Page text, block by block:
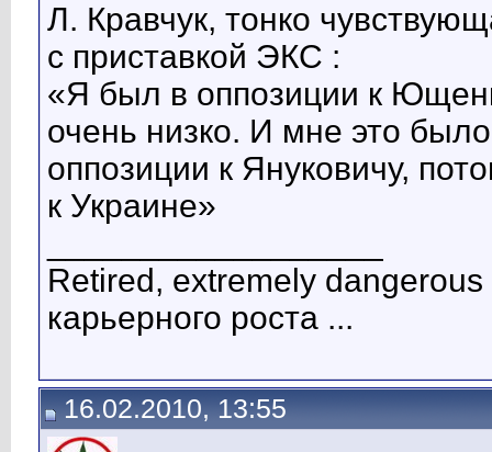
Л. Кравчук, тонко
с приставкой ЭКС :
«Я был в оппозиции к
очень низко. И мне это
оппозиции к Януковичу,
к Украине»
Retired, extremely
карьерного роста ...
16.02.2010, 13:55